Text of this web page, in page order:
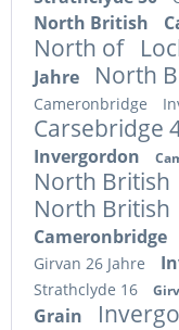
North British
North of
Jahre
North
Cameronbridge
Carsebridge
Invergordon
North British
North British
Cameronbridge
Girvan 26 Jahre
Strathclyde 16
Grain